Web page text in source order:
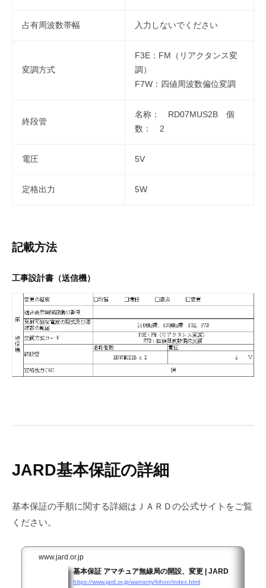
占有周波数帯幅 入力しないでください
変調方式
F3E：FM（リアクタンス変
調）
F7W：四値周波数偏位変調
終段管
名称： RD07MUS2B 個
数： 2
電圧 5V
定格出力 5W
記載方法
工事設計書（送信機）
JARD基本保証の詳細
基本保証の手順に関する詳細はＪＡＲＤの公式サイトをご覧
ください。
www.jard.or.jp
基本保証 アマチュア無線局の開設、変更 | JARD
https://www.jard.or.jp/warranty/kihon/index.html